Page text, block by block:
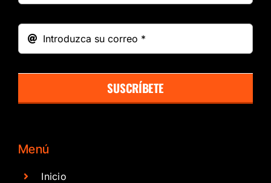
SUSCRÍBETE
Menú
Inicio